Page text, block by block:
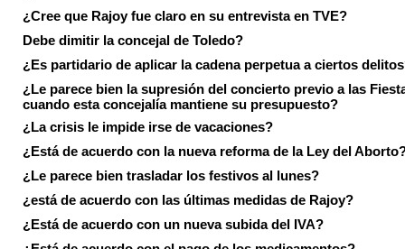
¿Cree que Rajoy fue claro en su entrevista en TVE?
Debe dimitir la concejal de Toledo?
¿Es partidario de aplicar la cadena perpetua a ciertos
¿Le parece bien la supresión del concierto previo a las
cuando esta concejalía mantiene su presupuesto?
¿La crisis le impide irse de vacaciones?
¿Está de acuerdo con la nueva reforma de la Ley del
¿Le parece bien trasladar los festivos al lunes?
¿está de acuerdo con las últimas medidas de Rajoy?
¿Está de acuerdo con un nueva subida del IVA?